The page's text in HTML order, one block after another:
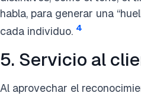
habla, para generar una
cada individuo. 4
5. Servicio al
Al aprovechar el